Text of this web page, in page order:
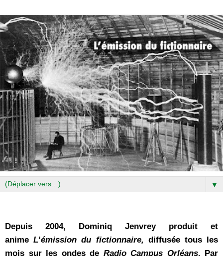
▼
Depuis 2004, Dominiq Jenvrey produit et
animeL’émission du fictionnaire, diffusée tous les
mois sur les ondes de Radio Campus Orléans. Par